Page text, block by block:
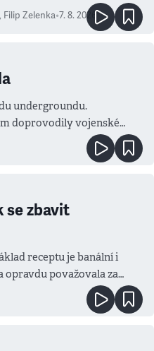
, Filip Zelenka•7. 8. 2026
undergroundu.
doprovodily vojenské
se zbavit
receptu je banální i
opravdu považovala za